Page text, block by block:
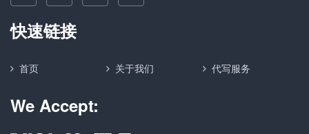
快速链接
首页 关于我们 代写服务
We Accept: